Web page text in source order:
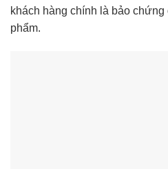
khách hàng chính là bảo
phẩm.